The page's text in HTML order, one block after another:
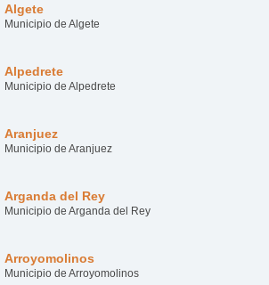
Algete
Municipio de Algete
Alpedrete
Municipio de Alpedrete
Aranjuez
Municipio de Aranjuez
Arganda del Rey
Municipio de Arganda del Rey
Arroyomolinos
Municipio de Arroyomolinos